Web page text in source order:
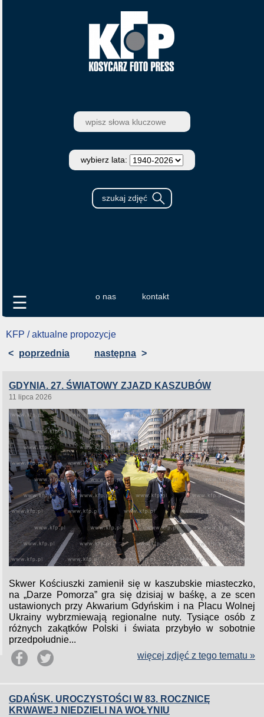
wybierz lata:
o nas kontakt
☰
KFP / aktualne propozycje
< poprzednia następna >
GDYNIA. 27. ŚWIATOWY ZJAZD KASZUBÓW
11 lipca 2026
Skwer Kościuszki zamienił się w kaszubskie miasteczko,
na „Darze Pomorza” gra się dzisiaj w baśkę, a ze scen
ustawionych przy Akwarium Gdyńskim i na Placu Wolnej
Ukrainy wybrzmiewają regionalne nuty. Tysiące osób z
różnych zakątków Polski i świata przybyło w sobotnie
przedpołudnie...
więcej zdjęć z tego tematu »
GDAŃSK. UROCZYSTOŚCI W 83. ROCZNICĘ
KRWAWEJ NIEDZIELI NA WOŁYNIU